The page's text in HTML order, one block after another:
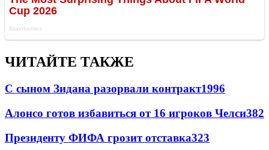
ЧИТАЙТЕ ТАКЖЕ
С сыном Зидана разорвали контракт1996
Алонсо готов избавиться от 16 игроков Челси382
Президенту ФИФА грозит отставка323